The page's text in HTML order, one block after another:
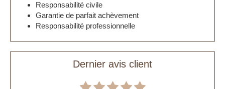
Responsabilité civile
Garantie de parfait achèvement
Responsabilité professionnelle
Dernier avis client